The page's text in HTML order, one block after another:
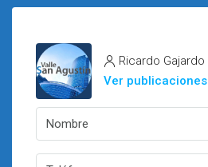
Ricardo Gajardo
Ver publicaciones